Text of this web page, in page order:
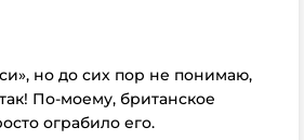
но до сих пор не понимаю,
По-моему, британское
ограбило его.